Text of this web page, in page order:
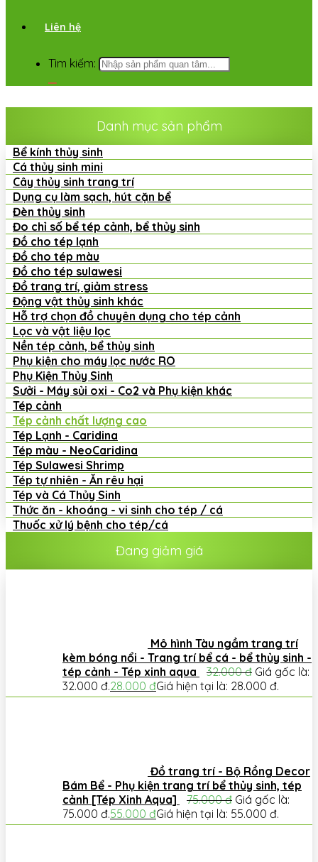
Liên hệ
Tìm kiếm:
Danh mục sản phẩm
Bể kính thủy sinh
Cá thủy sinh mini
Cây thủy sinh trang trí
Dụng cụ làm sạch, hút cặn bể
Đèn thủy sinh
Đo chỉ số bể tép cảnh, bể thủy sinh
Đồ cho tép lạnh
Đồ cho tép màu
Đồ cho tép sulawesi
Đồ trang trí, giảm stress
Động vật thủy sinh khác
Hỗ trợ chọn đồ chuyên dụng cho tép cảnh
Lọc và vật liệu lọc
Nền tép cảnh, bể thủy sinh
Phụ kiện cho máy lọc nước RO
Phụ Kiện Thủy Sinh
Sưởi - Máy sủi oxi - Co2 và Phụ kiện khác
Tép cảnh
Tép cảnh chất lượng cao
Tép Lạnh - Caridina
Tép màu - NeoCaridina
Tép Sulawesi Shrimp
Tép tự nhiên - Ăn rêu hại
Tép và Cá Thủy Sinh
Thức ăn - khoáng - vi sinh cho tép / cá
Thuốc xử lý bệnh cho tép/cá
Đang giảm giá
Mô hình Tàu ngầm trang trí
kèm bóng nổi - Trang trí bể cá - bể thủy sinh -
tép cảnh - Tép xinh aqua
32.000đ Giá gốc là:
32.000 đ.28.000 đGiá hiện tại là: 28.000 đ.
Đồ trang trí - Bộ Rồng Decor
Bám Bể - Phụ kiện trang trí bể thủy sinh, tép
cảnh [Tép Xinh Aqua]
75.000đ Giá gốc là:
75.000 đ.55.000 đGiá hiện tại là: 55.000 đ.